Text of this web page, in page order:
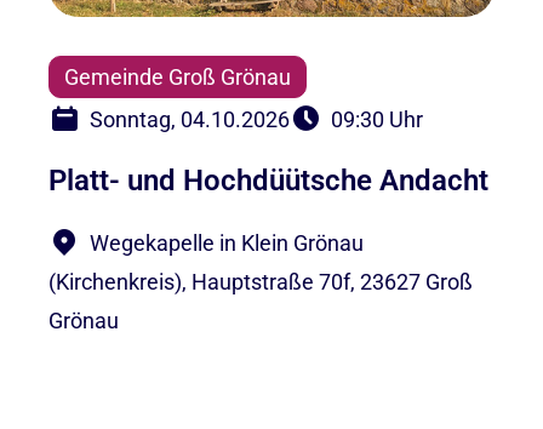
Gemeinde Groß Grönau
Sonntag, 04.10.2026
09:30 Uhr
Platt- und Hochdüütsche Andacht
Wegekapelle in Klein Grönau
(Kirchenkreis), Hauptstraße 70f, 23627 Groß
Grönau